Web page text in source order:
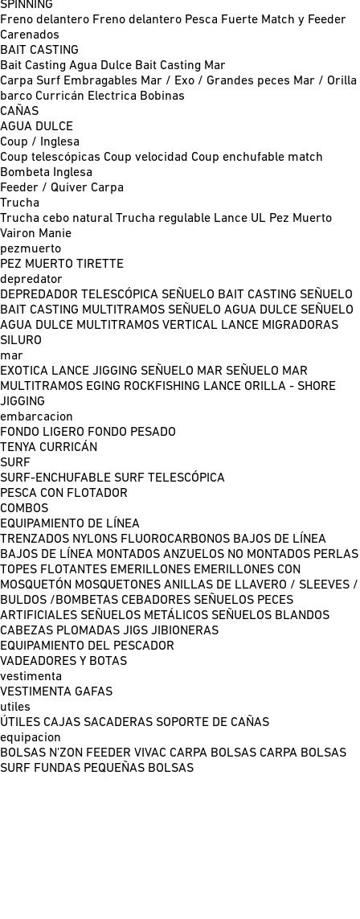
SPINNING
Freno delantero Freno delantero Pesca Fuerte Match y Feeder
Carenados
BAIT CASTING
Bait Casting Agua Dulce Bait Casting Mar
Carpa Surf Embragables Mar / Exo / Grandes peces Mar / Orilla
barco Curricán Electrica Bobinas
CAÑAS
AGUA DULCE
Coup / Inglesa
Coup telescópicas Coup velocidad Coup enchufable match
Bombeta
Inglesa
Feeder / Quiver Carpa
Trucha
Trucha cebo natural Trucha regulable Lance UL Pez Muerto
Vairon Manie
pezmuerto
PEZ MUERTO TIRETTE
depredator
DEPREDADOR TELESCÓPICA SEÑUELO BAIT CASTING SEÑUELO
BAIT CASTING MULTITRAMOS SEÑUELO AGUA DULCE SEÑUELO
AGUA DULCE MULTITRAMOS VERTICAL LANCE MIGRADORAS
SILURO
mar
EXOTICA LANCE JIGGING SEÑUELO MAR SEÑUELO MAR
MULTITRAMOS EGING ROCKFISHING LANCE ORILLA - SHORE
JIGGING
embarcacion
FONDO LIGERO FONDO PESADO
TENYA CURRICÁN
SURF
SURF-ENCHUFABLE SURF TELESCÓPICA
PESCA CON FLOTADOR
COMBOS
EQUIPAMIENTO DE LÍNEA
TRENZADOS NYLONS FLUOROCARBONOS BAJOS DE LÍNEA
BAJOS DE LÍNEA MONTADOS ANZUELOS NO MONTADOS PERLAS
TOPES FLOTANTES EMERILLONES EMERILLONES CON
MOSQUETÓN MOSQUETONES ANILLAS DE LLAVERO / SLEEVES /
BULDOS /BOMBETAS CEBADORES SEÑUELOS PECES
ARTIFICIALES SEÑUELOS METÁLICOS SEÑUELOS BLANDOS
CABEZAS PLOMADAS JIGS JIBIONERAS
EQUIPAMIENTO DEL PESCADOR
VADEADORES Y BOTAS
vestimenta
VESTIMENTA GAFAS
utiles
ÚTILES CAJAS SACADERAS SOPORTE DE CAÑAS
equipacion
BOLSAS N'ZON FEEDER VIVAC CARPA BOLSAS CARPA BOLSAS
SURF FUNDAS PEQUEÑAS BOLSAS